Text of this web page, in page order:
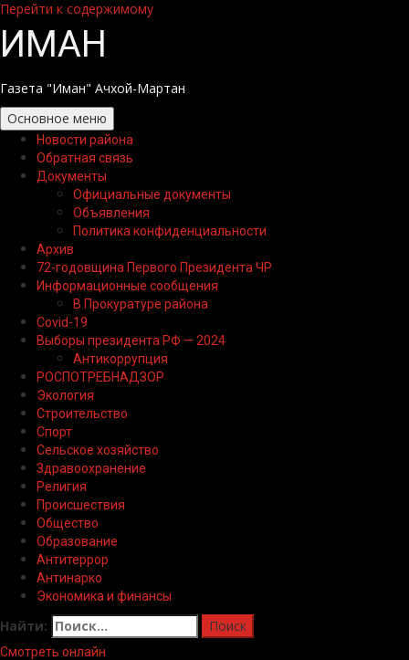
Перейти к содержимому
ИМАН
Газета "Иман" Ачхой-Мартан
Основное меню
Новости района
Обратная связь
Документы
Официальные документы
Объявления
Политика конфиденциальности
Архив
72-годовщина Первого Президента ЧР
Информационные сообщения
В Прокуратуре района
Covid-19
Выборы президента РФ — 2024
Антикоррупция
РОСПОТРЕБНАДЗОР
Экология
Строительство
Спорт
Сельское хозяйство
Здравоохранение
Религия
Происшествия
Общество
Образование
Антитеррор
Антинарко
Экономика и финансы
Найти:
Смотреть онлайн